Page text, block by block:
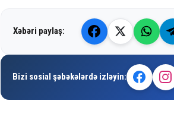
Xəbəri paylaş:
Bizi sosial şəbəkələrdə izləyin: